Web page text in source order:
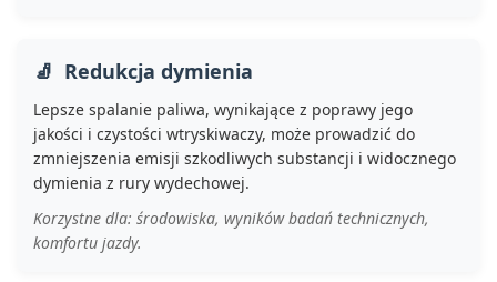
Redukcja dymienia
Lepsze spalanie paliwa, wynikające z poprawy jego
jakości i czystości wtryskiwaczy, może prowadzić do
zmniejszenia emisji szkodliwych substancji i widocznego
dymienia z rury wydechowej.
Korzystne dla: środowiska, wyników badań technicznych,
komfortu jazdy.